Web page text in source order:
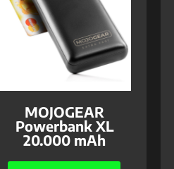
MOJOGEAR
Powerbank XL
20.000 mAh